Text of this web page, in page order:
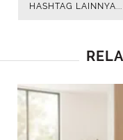
HASHTAG LAINNYA...